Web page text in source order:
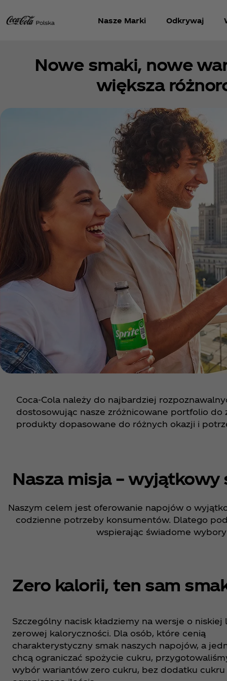
Nasze Marki Odkrywaj
Nowe smaki, nowe
większa
Coca‑Cola należy do najbardziej
dostosowując nasze zróżnicowane portfolio
produkty dopasowane do różnych okazji i
Nasza misja – wyjątkowy
Naszym celem jest oferowanie napojów o
codzienne potrzeby konsumentów. Dlatego
wspierając świadome
Zero kalorii, ten sam
Szczególny nacisk kładziemy na wersje o niskiej
zerowej kaloryczności. Dla osób, które cenią
charakterystyczny smak naszych napojów, a
chcą ograniczać spożycie cukru,
wybór wariantów zero cukru, bez dodatku cukru